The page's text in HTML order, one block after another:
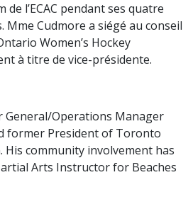
de l’ECAC pendant ses quatre
Mme Cudmore a siégé au conseil
Women’s Hockey
à titre de vice-présidente.
General/Operations Manager
former President of Toronto
His community involvement has
Arts Instructor for Beaches